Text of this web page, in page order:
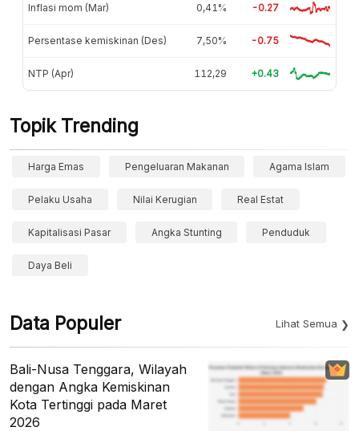
Inflasi mom (Mar) 0,41% -0.27
Persentase kemiskinan (Des) 7,50% -0.75
NTP (Apr) 112,29 +0.43
Topik Trending
Harga Emas Pengeluaran Makanan Agama Islam
Pelaku Usaha Nilai Kerugian Real Estat
Kapitalisasi Pasar Angka Stunting Penduduk
Daya Beli
Data Populer Lihat Semua
Bali-Nusa Tenggara, Wilayah
dengan Angka Kemiskinan
Kota Tertinggi pada Maret
2026